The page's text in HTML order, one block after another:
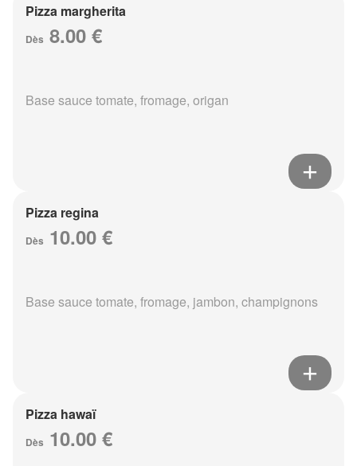
Pizza margherita
Dès 8.00 €
Base sauce tomate, fromage, origan
Pizza regina
Dès 10.00 €
Base sauce tomate, fromage, jambon, champignons
Pizza hawaï
Dès 10.00 €